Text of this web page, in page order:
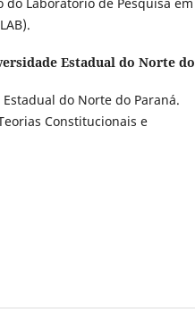
Estadual do Norte do
do Norte do Paraná.
Constitucionais e